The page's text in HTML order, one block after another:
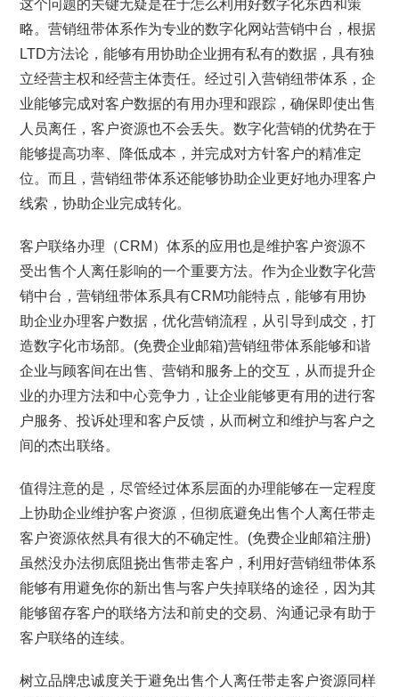
这个问题的关键无疑是在于怎么利用好数字化东西和策
略。营销纽带体系作为专业的数字化网站营销中台，根据
LTD方法论，能够有用协助企业拥有私有的数据，具有独
立经营主权和经营主体责任。经过引入营销纽带体系，企
业能够完成对客户数据的有用办理和跟踪，确保即使出售
人员离任，客户资源也不会丢失。数字化营销的优势在于
能够提高功率、降低成本，并完成对方针客户的精准定
位。而且，营销纽带体系还能够协助企业更好地办理客户
线索，协助企业完成转化。
客户联络办理（CRM）体系的应用也是维护客户资源不
受出售个人离任影响的一个重要方法。作为企业数字化营
销中台，营销纽带体系具有CRM功能特点，能够有用协
助企业办理客户数据，优化营销流程，从引导到成交，打
造数字化市场部。(免费企业邮箱)营销纽带体系能够和谐
企业与顾客间在出售、营销和服务上的交互，从而提升企
业的办理方法和中心竞争力，让企业能够更有用的进行客
户服务、投诉处理和客户反馈，从而树立和维护与客户之
间的杰出联络。
值得注意的是，尽管经过体系层面的办理能够在一定程度
上协助企业维护客户资源，但彻底避免出售个人离任带走
客户资源依然具有很大的不确定性。(免费企业邮箱注册)
虽然没办法彻底阻挠出售带走客户，利用好营销纽带体系
能够有用避免你的新出售与客户失掉联络的途径，因为其
能够留存客户的联络方法和前史的交易、沟通记录有助于
客户联络的连续。
树立品牌忠诚度关于避免出售个人离任带走客户资源同样